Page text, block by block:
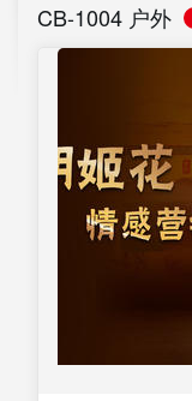
CB-1004 户外